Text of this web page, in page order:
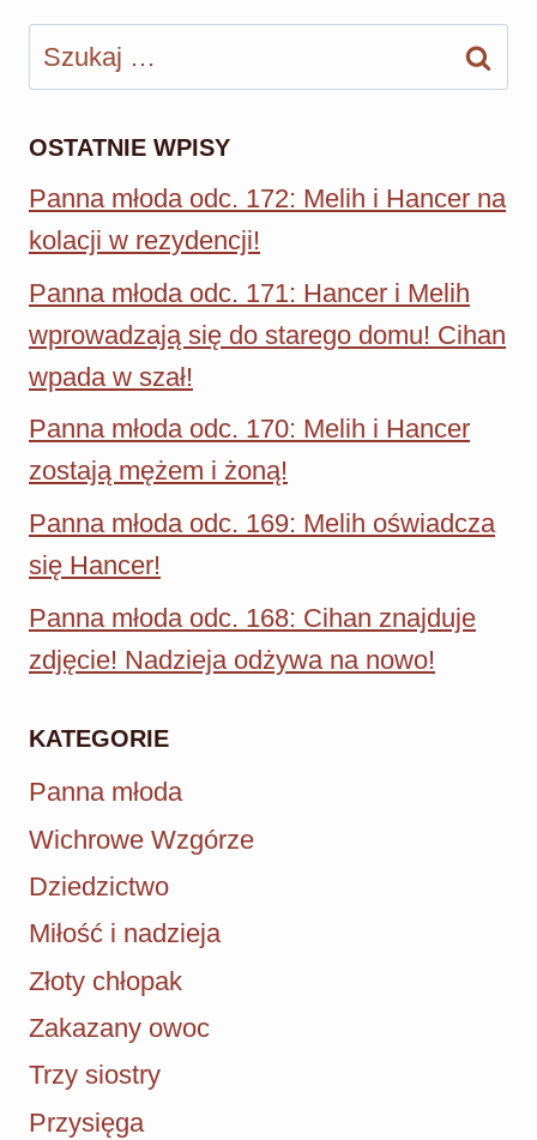
Szukaj:
OSTATNIE WPISY
Panna młoda odc. 172: Melih i Hancer na
kolacji w rezydencji!
Panna młoda odc. 171: Hancer i Melih
wprowadzają się do starego domu! Cihan
wpada w szał!
Panna młoda odc. 170: Melih i Hancer
zostają mężem i żoną!
Panna młoda odc. 169: Melih oświadcza
się Hancer!
Panna młoda odc. 168: Cihan znajduje
zdjęcie! Nadzieja odżywa na nowo!
KATEGORIE
Panna młoda
Wichrowe Wzgórze
Dziedzictwo
Miłość i nadzieja
Złoty chłopak
Zakazany owoc
Trzy siostry
Przysięga